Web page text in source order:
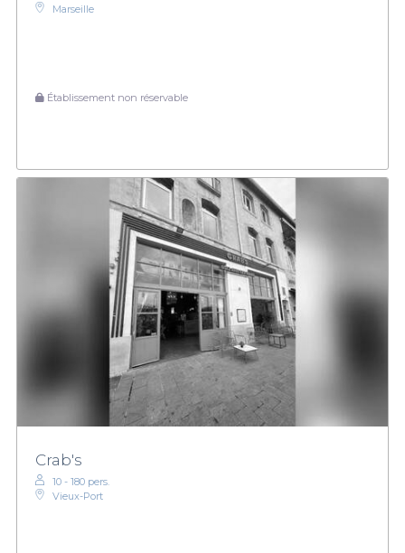
Marseille
Établissement non réservable
Crab's
10 - 180 pers.
Vieux-Port